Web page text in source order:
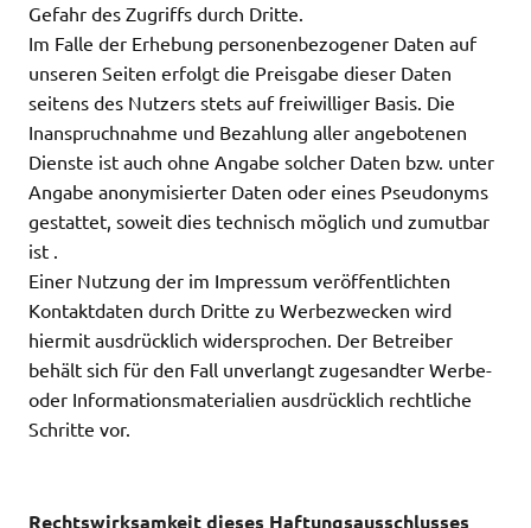
Gefahr des Zugriffs durch Dritte.
Im Falle der Erhebung personenbezogener Daten auf
unseren Seiten erfolgt die Preisgabe dieser Daten
seitens des Nutzers stets auf freiwilliger Basis. Die
Inanspruchnahme und Bezahlung aller angebotenen
Dienste ist auch ohne Angabe solcher Daten bzw. unter
Angabe anonymisierter Daten oder eines Pseudonyms
gestattet, soweit dies technisch möglich und zumutbar
ist .
Einer Nutzung der im Impressum veröffentlichten
Kontaktdaten durch Dritte zu Werbezwecken wird
hiermit ausdrücklich widersprochen. Der Betreiber
behält sich für den Fall unverlangt zugesandter Werbe-
oder Informationsmaterialien ausdrücklich rechtliche
Schritte vor.
Rechtswirksamkeit dieses Haftungsausschlusses